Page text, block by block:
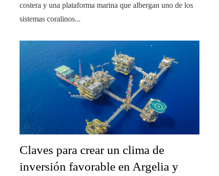
costera y una plataforma marina que albergan uno de los
sistemas coralinos...
Claves para crear un clima de
inversión favorable en Argelia y